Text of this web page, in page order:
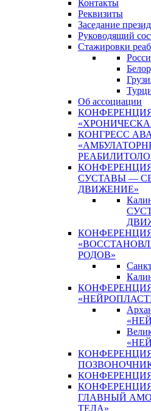
Контакты
Реквизиты
Заседание
Руководящий
Стажировки
Об ассоциации
КОНГРЕСС
СУСТАВЫ —
ДВИЖЕНИЕ»
РОДОВ»
ГЛАВНЫЙ
ТЕЛА»